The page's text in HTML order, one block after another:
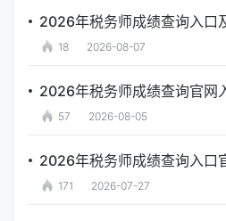
2026年税务师成绩查询入口
18 2026-08-07
2026年税务师成绩查询官网
57 2026-08-05
2026年税务师成绩查询入口
171 2026-07-27